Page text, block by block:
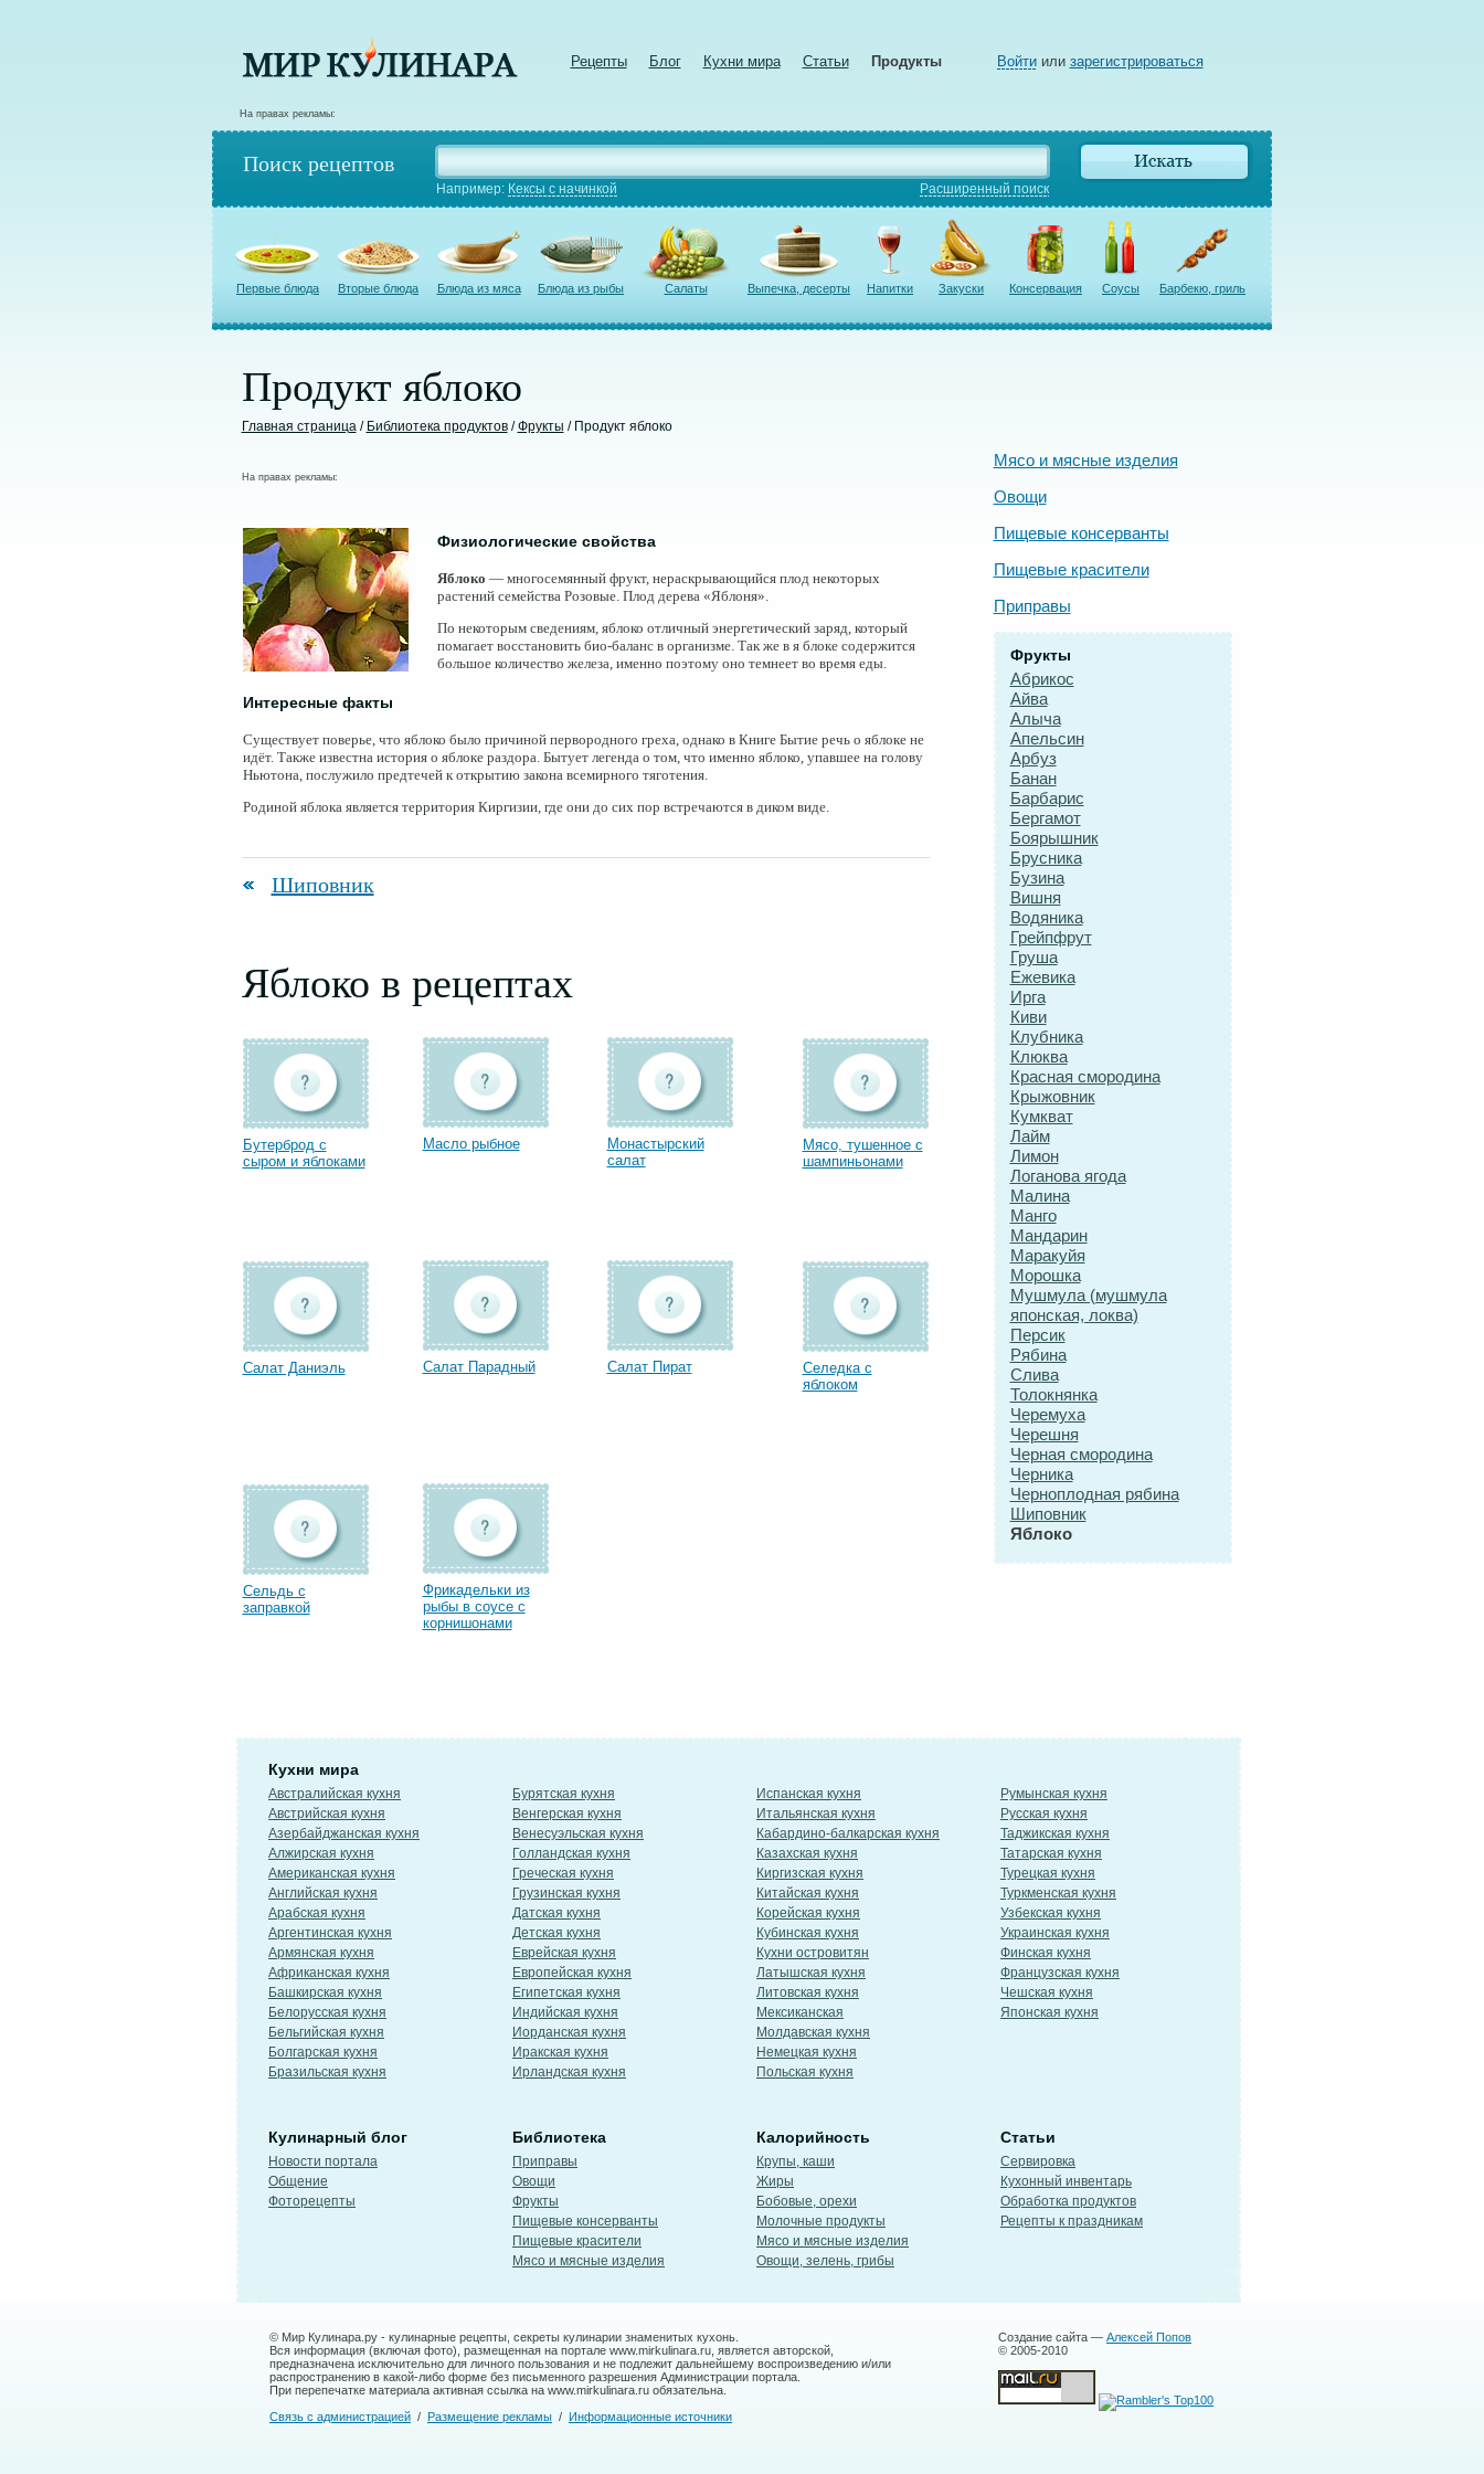
Рецепты Блог Кухни мира Статьи Продукты Войтиили зарегистрироваться
На правах рекламы:
Поиск рецептов
Например: Кексы с начинкой Расширенный поиск
Первые блюда Вторые блюда Блюда из мяса Блюда из рыбы Салаты Выпечка, десерты Напитки Закуски Консервация Соусы Барбекю, гриль
Продукт яблоко
Главная страница/ Библиотека продуктов/Фрукты / Продукт яблоко
На правах рекламы:
Физиологические свойства
Яблоко — многосемянный фрукт, нераскрывающийся плод некоторых
растений семейства Розовые. Плод дерева «Яблоня».
По некоторым сведениям, яблоко отличный энергетический заряд, который
помагает восстановить био-баланс в организме. Так же в я блоке содержится
большое количество железа, именно поэтому оно темнеет во время еды.
Интересные факты
Существует поверье, что яблоко было причиной первородного греха, однако в Книге Бытие речь о яблоке не
идёт. Также известна история о яблоке раздора. Бытует легенда о том, что именно яблоко, упавшее на голову
Ньютона, послужило предтечей к открытию закона всемирного тяготения.
Родиной яблока является территория Киргизии, где они до сих пор встречаются в диком виде.
Шиповник
Яблоко в рецептах
Бутерброд с
сыром и яблоками
Масло рыбное
Монастырский
салат
Мясо, тушенное с
шампиньонами
Салат Даниэль Салат Парадный Салат Пират
Селедка с
яблоком
Сельдь с
заправкой
Фрикадельки из
рыбы в соусе с
корнишонами
Мясо и мясные изделия
Овощи
Пищевые консерванты
Пищевые красители
Приправы
Фрукты
Абрикос
Айва
Алыча
Апельсин
Арбуз
Банан
Барбарис
Бергамот
Боярышник
Брусника
Бузина
Вишня
Водяника
Грейпфрут
Груша
Ежевика
Ирга
Киви
Клубника
Клюква
Красная смородина
Крыжовник
Кумкват
Лайм
Лимон
Логанова ягода
Малина
Манго
Мандарин
Маракуйя
Морошка
Мушмула (мушмула
японская, локва)
Персик
Рябина
Слива
Толокнянка
Черемуха
Черешня
Черная смородина
Черника
Черноплодная рябина
Шиповник
Яблоко
Кухни мира
Австралийская кухня
Австрийская кухня
Азербайджанская кухня
Алжирская кухня
Американская кухня
Английская кухня
Арабская кухня
Аргентинская кухня
Армянская кухня
Африканская кухня
Башкирская кухня
Белорусская кухня
Бельгийская кухня
Болгарская кухня
Бразильская кухня
Бурятская кухня
Венгерская кухня
Венесуэльская кухня
Голландская кухня
Греческая кухня
Грузинская кухня
Датская кухня
Детская кухня
Еврейская кухня
Европейская кухня
Египетская кухня
Индийская кухня
Иорданская кухня
Иракская кухня
Ирландская кухня
Испанская кухня
Итальянская кухня
Кабардино-балкарская кухня
Казахская кухня
Киргизская кухня
Китайская кухня
Корейская кухня
Кубинская кухня
Кухни островитян
Латышская кухня
Литовская кухня
Мексиканская
Молдавская кухня
Немецкая кухня
Польская кухня
Румынская кухня
Русская кухня
Таджикская кухня
Татарская кухня
Турецкая кухня
Туркменская кухня
Узбекская кухня
Украинская кухня
Финская кухня
Французская кухня
Чешская кухня
Японская кухня
Кулинарный блог
Новости портала
Общение
Фоторецепты
Библиотека
Приправы
Овощи
Фрукты
Пищевые консерванты
Пищевые красители
Мясо и мясные изделия
Калорийность
Крупы, каши
Жиры
Бобовые, орехи
Молочные продукты
Мясо и мясные изделия
Овощи, зелень, грибы
Статьи
Сервировка
Кухонный инвентарь
Обработка продуктов
Рецепты к праздникам
© Мир Кулинара.ру - кулинарные рецепты, секреты кулинарии знаменитых кухонь.
Вся информация (включая фото), размещенная на портале www.mirkulinara.ru, является авторской,
предназначена исключительно для личного пользования и не подлежит дальнейшему воспроизведению и/или
распространению в какой-либо форме без письменного разрешения Администрации портала.
При перепечатке материала активная ссылка на www.mirkulinara.ru обязательна.
Связь с администрацией / Размещение рекламы / Информационные источники
Создание сайта — Алексей Попов
© 2005-2010